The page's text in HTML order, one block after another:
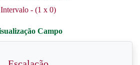
Intervalo - (1 x 0)